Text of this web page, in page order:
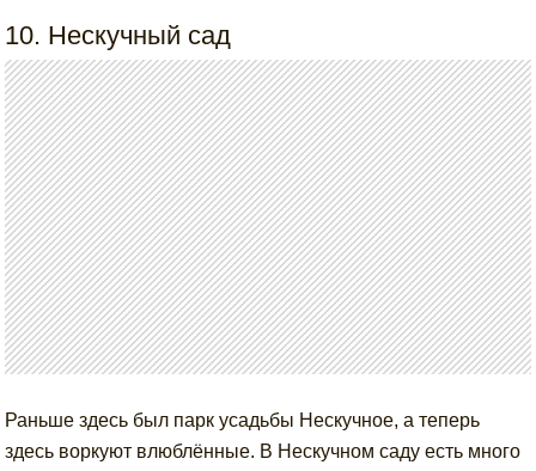
10. Нескучный сад
Раньше здесь был парк усадьбы Нескучное, а теперь
здесь воркуют влюблённые. В Нескучном саду есть много